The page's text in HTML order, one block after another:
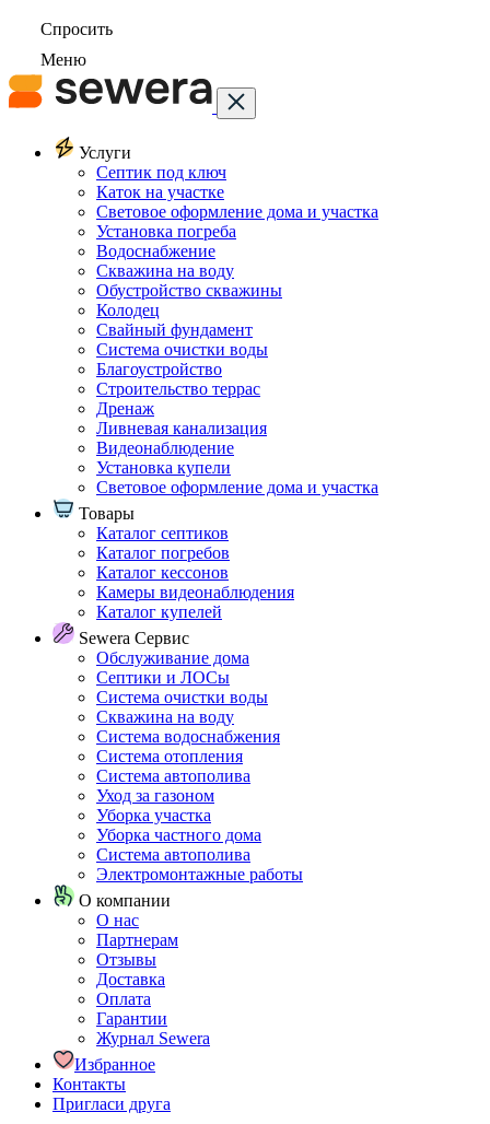
Спросить
Меню
Услуги
Септик под ключ
Каток на участке
Световое оформление дома и участка
Установка погреба
Водоснабжение
Скважина на воду
Обустройство скважины
Колодец
Свайный фундамент
Система очистки воды
Благоустройство
Строительство террас
Дренаж
Ливневая канализация
Видеонаблюдение
Установка купели
Световое оформление дома и участка
Товары
Каталог септиков
Каталог погребов
Каталог кессонов
Камеры видеонаблюдения
Каталог купелей
Sewera Сервис
Обслуживание дома
Септики и ЛОСы
Система очистки воды
Скважина на воду
Система водоснабжения
Система отопления
Система автополива
Уход за газоном
Уборка участка
Уборка частного дома
Система автополива
Электромонтажные работы
О компании
О нас
Партнерам
Отзывы
Доставка
Оплата
Гарантии
Журнал Sewera
Избранное
Контакты
Пригласи друга